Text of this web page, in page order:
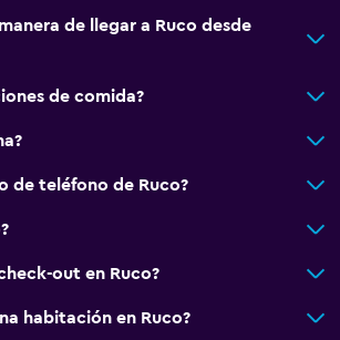
de llegar a Ruco desde
de comida?
de teléfono de Ruco?
out en Ruco?
habitación en Ruco?